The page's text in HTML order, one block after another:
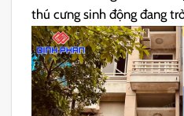
thú cưng sinh động đang